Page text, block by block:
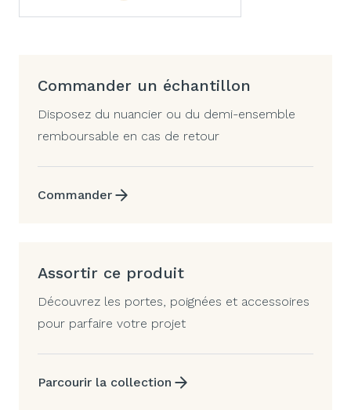
Commander un échantillon
Disposez du nuancier ou du demi-ensemble
remboursable en cas de retour
Commander
Assortir ce produit
Découvrez les portes, poignées et accessoires
pour parfaire votre projet
Parcourir la collection